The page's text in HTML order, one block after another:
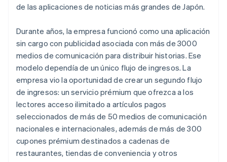
de las aplicaciones de noticias más grandes de Japón.
Durante años, la empresa funcionó como una aplicación
sin cargo con publicidad asociada con más de 3000
medios de comunicación para distribuir historias. Ese
modelo dependía de un único flujo de ingresos. La
empresa vio la oportunidad de crear un segundo flujo
de ingresos: un servicio prémium que ofrezca a los
lectores acceso ilimitado a artículos pagos
seleccionados de más de 50 medios de comunicación
nacionales e internacionales, además de más de 300
cupones prémium destinados a cadenas de
restaurantes, tiendas de conveniencia y otros